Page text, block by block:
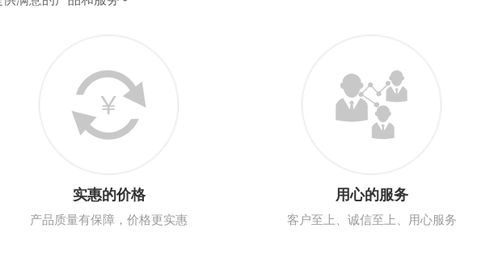
实惠的价格
产品质量有保障，价格更实惠
用心的服务
客户至上、诚信至上、用心服务